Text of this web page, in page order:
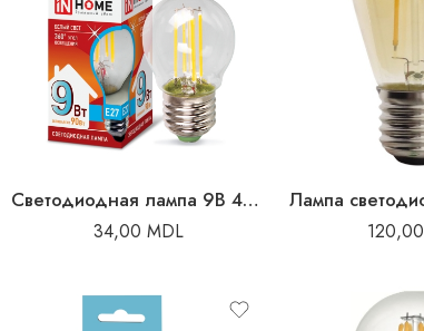
Светодиодная лампа 9В 4000K E27 нейтральный
34,00MDL 120,00